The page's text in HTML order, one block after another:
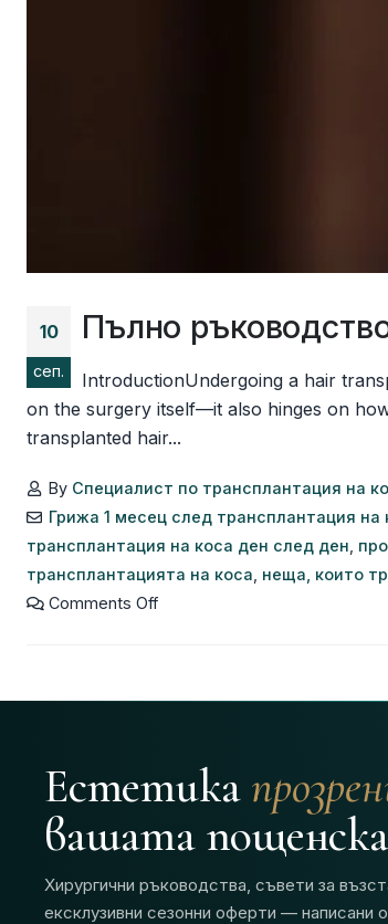
10
сеп.
Пълно
IntroductionUndergoing a hair
on the surgery itself—it also hinges on
transplanted hair...
By Специалист по трансплантация на
Грижа 1 месец след трансплантация на
трансплантация на коса ден след ден
трансплантацията на коса неща, които
Comments Off
Естетика
вашата
Хирургични ръководства, съвети за
ексклузивни сезонни оферти — написани